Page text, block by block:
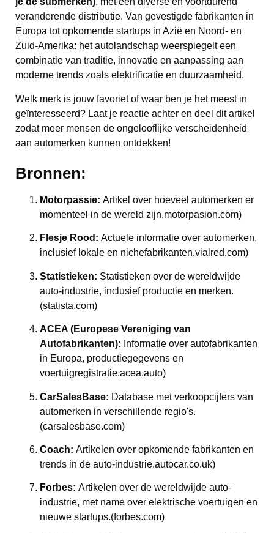
veranderende distributie. Van gevestigde fabrikanten in
Europa tot opkomende startups in Azië en Noord- en
Zuid-Amerika: het autolandschap weerspiegelt een
combinatie van traditie, innovatie en aanpassing aan
moderne trends zoals elektrificatie en duurzaamheid.
Welk merk is jouw favoriet of waar ben je het meest in
geïnteresseerd? Laat je reactie achter en deel dit artikel
zodat meer mensen de ongelooflijke verscheidenheid
aan automerken kunnen ontdekken!
Bronnen:
Motorpassie: Artikel over hoeveel automerken er
momenteel in de wereld zijn.motorpasion.com)
Flesje Rood: Actuele informatie over automerken,
inclusief lokale en nichefabrikanten.vialred.com)
Statistieken: Statistieken over de wereldwijde
auto-industrie, inclusief productie en merken.
(statista.com)
ACEA (Europese Vereniging van
Autofabrikanten): Informatie over autofabrikanten
in Europa, productiegegevens en
voertuigregistratie.acea.auto)
CarSalesBase: Database met verkoopcijfers van
automerken in verschillende regio's.
(carsalesbase.com)
Coach: Artikelen over opkomende fabrikanten en
trends in de auto-industrie.autocar.co.uk)
Forbes: Artikelen over de wereldwijde auto-
industrie, met name over elektrische voertuigen en
nieuwe startups.(forbes.com)